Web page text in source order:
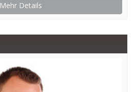
Mehr Details